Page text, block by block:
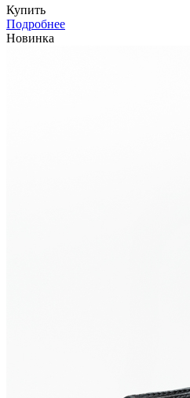
Купить
Подробнее
Новинка